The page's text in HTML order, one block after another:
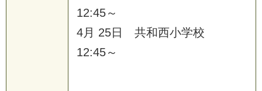
12:45～
4月 25日 共和西小学校
12:45～